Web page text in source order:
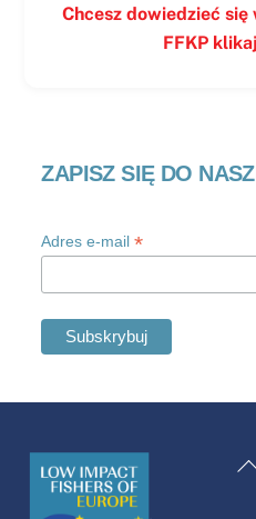
Chcesz dowiedzieć
FFKP
ZAPISZ SIĘ DO
Adres e-mail*